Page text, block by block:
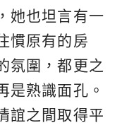
她也坦言有一
慣原有的房
氛圍，都更之
是熟識面孔。
誼之間取得平